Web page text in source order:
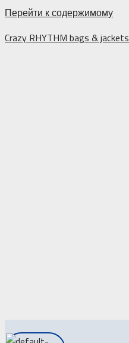
Перейти к содержимому
Crazy RHYTHM bags & jackets